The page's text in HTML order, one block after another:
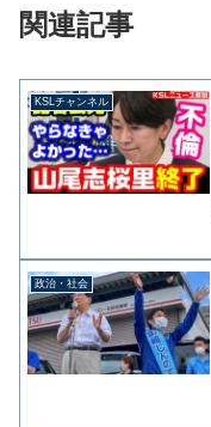
関連記事
KSLチャンネル
政治・社会